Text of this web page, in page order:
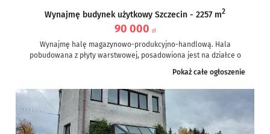
Wynajmę budynek użytkowy Szczecin - 2257 m2
90 000 zł
Wynajmę halę magazynowo-produkcyjno-handlową. Hala
pobudowana z płyty warstwowej, posadowiona jest na działce o
Pokaż całe ogłoszenie